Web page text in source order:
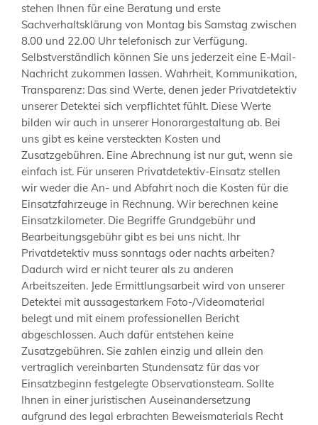
stehen Ihnen für eine Beratung und erste
Sachverhaltsklärung von Montag bis Samstag zwischen
8.00 und 22.00 Uhr telefonisch zur Verfügung.
Selbstverständlich können Sie uns jederzeit eine E-Mail-
Nachricht zukommen lassen. Wahrheit, Kommunikation,
Transparenz: Das sind Werte, denen jeder Privatdetektiv
unserer Detektei sich verpflichtet fühlt. Diese Werte
bilden wir auch in unserer Honorargestaltung ab. Bei
uns gibt es keine versteckten Kosten und
Zusatzgebühren. Eine Abrechnung ist nur gut, wenn sie
einfach ist. Für unseren Privatdetektiv-Einsatz stellen
wir weder die An- und Abfahrt noch die Kosten für die
Einsatzfahrzeuge in Rechnung. Wir berechnen keine
Einsatzkilometer. Die Begriffe Grundgebühr und
Bearbeitungsgebühr gibt es bei uns nicht. Ihr
Privatdetektiv muss sonntags oder nachts arbeiten?
Dadurch wird er nicht teurer als zu anderen
Arbeitszeiten. Jede Ermittlungsarbeit wird von unserer
Detektei mit aussagestarkem Foto-/Videomaterial
belegt und mit einem professionellen Bericht
abgeschlossen. Auch dafür entstehen keine
Zusatzgebühren. Sie zahlen einzig und allein den
vertraglich vereinbarten Stundensatz für das vor
Einsatzbeginn festgelegte Observationsteam. Sollte
Ihnen in einer juristischen Auseinandersetzung
aufgrund des legal erbrachten Beweismaterials Recht